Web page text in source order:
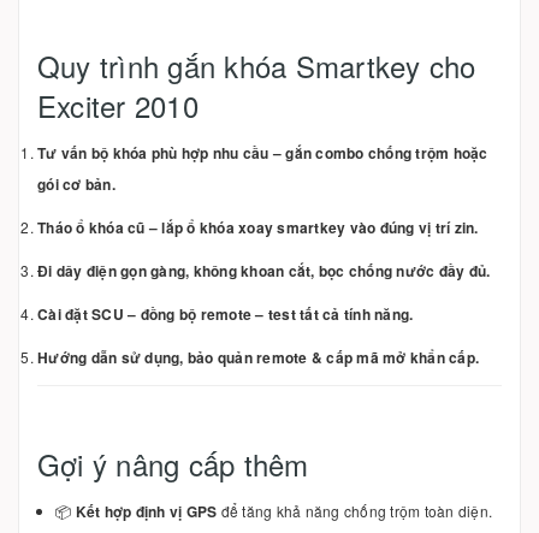
Quy trình gắn khóa Smartkey cho
Exciter 2010
Tư vấn bộ khóa phù hợp nhu cầu – gắn combo chống trộm hoặc
gói cơ bản.
Tháo ổ khóa cũ – lắp ổ khóa xoay smartkey vào đúng vị trí zin.
Đi dây điện gọn gàng, không khoan cắt, bọc chống nước đầy đủ.
Cài đặt SCU – đồng bộ remote – test tất cả tính năng.
Hướng dẫn sử dụng, bảo quản remote & cấp mã mở khẩn cấp.
Gợi ý nâng cấp thêm
📦 Kết hợp định vị GPS để tăng khả năng chống trộm toàn diện.